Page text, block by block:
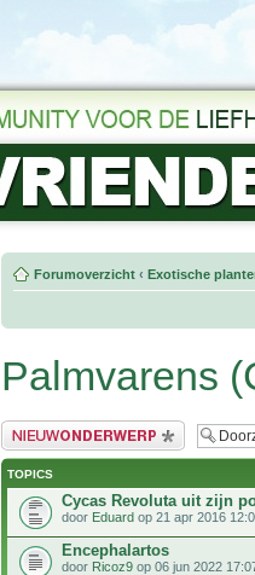
Forumoverzicht ‹ Exotische
Palmvarens
Plaats een nieuw bericht
TOPICS
Cycas Revoluta uit zijn
door Eduard op 21 apr 2016
Encephalartos
door Ricoz9 op 06 jun 2022